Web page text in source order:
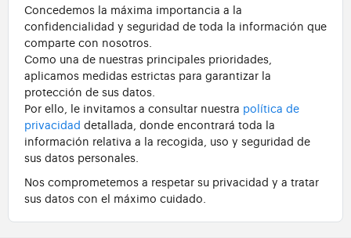
Concedemos la máxima importancia a la
confidencialidad y seguridad de toda la información que
comparte con nosotros.
Como una de nuestras principales prioridades,
aplicamos medidas estrictas para garantizar la
protección de sus datos.
Por ello, le invitamos a consultar nuestra política de
privacidad detallada, donde encontrará toda la
información relativa a la recogida, uso y seguridad de
sus datos personales.
Nos comprometemos a respetar su privacidad y a tratar
sus datos con el máximo cuidado.